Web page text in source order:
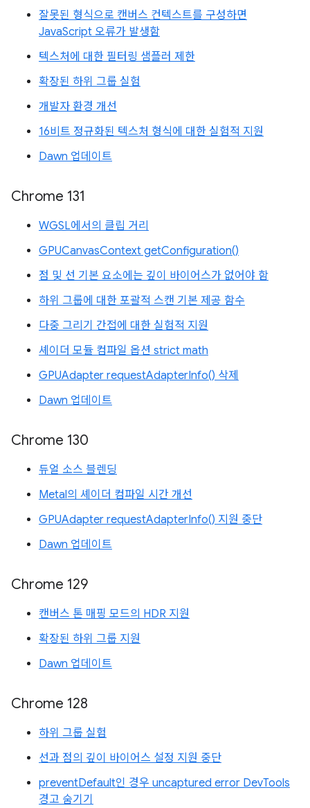
잘못된 형식으로 캔버스 컨텍스트를 구성하면
JavaScript 오류가 발생함
텍스처에 대한 필터링 샘플러 제한
확장된 하위 그룹 실험
개발자 환경 개선
16비트 정규화된 텍스처 형식에 대한 실험적 지원
Dawn 업데이트
Chrome 131
WGSL에서의 클립 거리
GPUCanvasContext getConfiguration()
점 및 선 기본 요소에는 깊이 바이어스가 없어야 함
하위 그룹에 대한 포괄적 스캔 기본 제공 함수
다중 그리기 간접에 대한 실험적 지원
셰이더 모듈 컴파일 옵션 strict math
GPUAdapter requestAdapterInfo() 삭제
Dawn 업데이트
Chrome 130
듀얼 소스 블렌딩
Metal의 셰이더 컴파일 시간 개선
GPUAdapter requestAdapterInfo() 지원 중단
Dawn 업데이트
Chrome 129
캔버스 톤 매핑 모드의 HDR 지원
확장된 하위 그룹 지원
Dawn 업데이트
Chrome 128
하위 그룹 실험
선과 점의 깊이 바이어스 설정 지원 중단
preventDefault인 경우 uncaptured error DevTools
경고 숨기기